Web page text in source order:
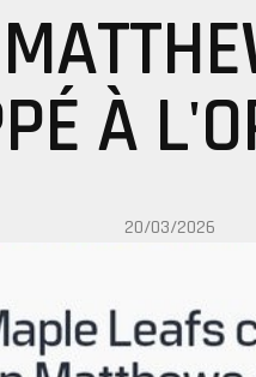
À
20/03/2026